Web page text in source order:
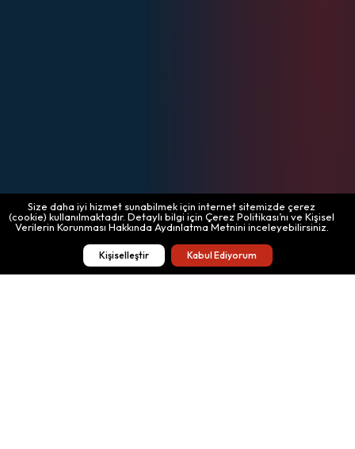
Size daha iyi hizmet sunabilmek için internet sitemizde çerez
(cookie) kullanılmaktadır. Detaylı bilgi için Çerez Politikası’nı ve Kişisel
Verilerin Korunması Hakkında Aydınlatma Metnini inceleyebilirsiniz.
Kişiselleştir Kabul Ediyorum